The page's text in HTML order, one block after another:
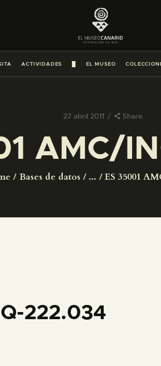
ACTIVIDADES EL MUSEO
27 abril 2011 Share
AMC/
Bases de datos ... ES 35001
LA VISITA
222.034